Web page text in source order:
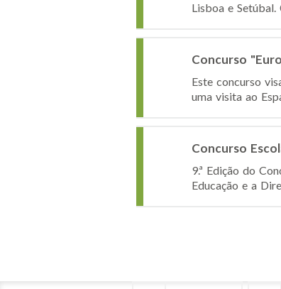
Lisboa e
Concurso
Este concurso
uma visita ao
Concurso
9.ª Edição do
Educação e a